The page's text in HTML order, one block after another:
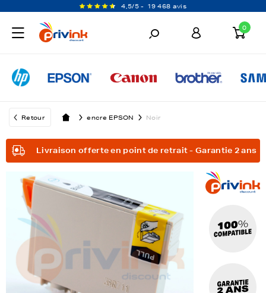
4,5/5 - 19 468 avis
0
Retour encre EPSON Noir
Livraison offerte en point de retrait - Garantie 2 ans